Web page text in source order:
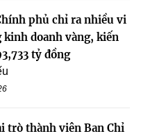
phủ chỉ ra nhiều vi
doanh vàng, kiến
tỷ đồng
trò thành viên Ban Chỉ